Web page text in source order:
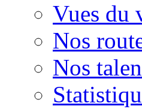
Vues du
Nos
Nos